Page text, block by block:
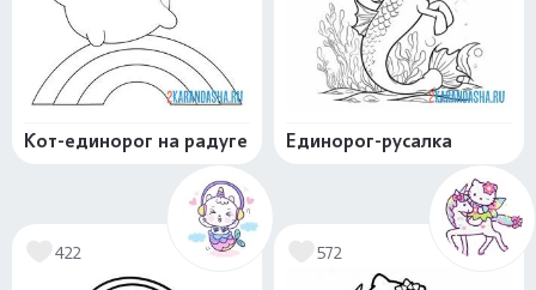
Кот-единорог на радуге Единорог-русалка
422 572